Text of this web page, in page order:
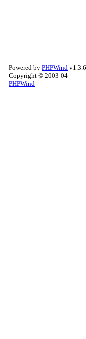
Powered by PHPWind v1.3.6
Copyright © 2003-04
PHPWind